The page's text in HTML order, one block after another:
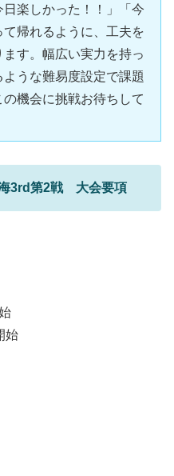
楽しかった！！」「今
帰れるように、工夫を
す。幅広い実力を持っ
うな難易度設定で課題
機会に挑戦お待ちして
3rd第2戦 大会要項
始